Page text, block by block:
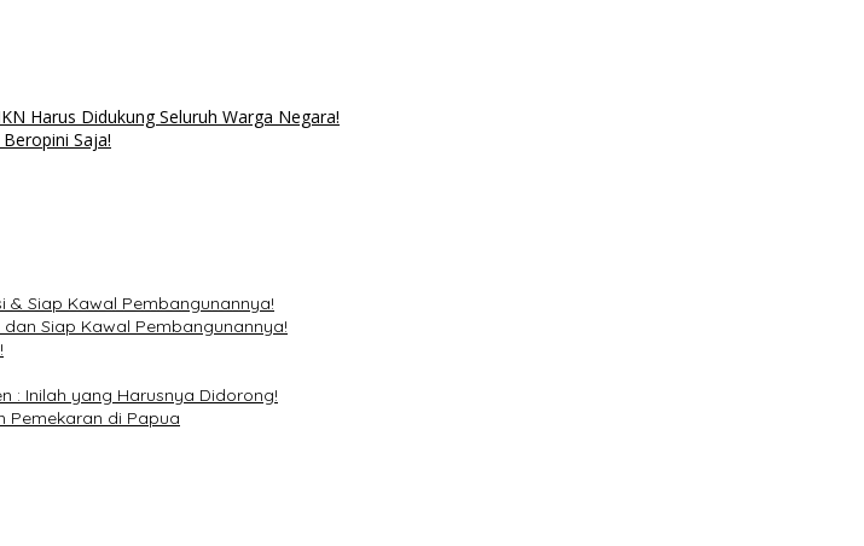
Harus Didukung Seluruh Warga Negara!
Saja!
& Siap Kawal Pembangunannya!
Siap Kawal Pembangunannya!
: Inilah yang Harusnya Didorong!
Pemekaran di Papua